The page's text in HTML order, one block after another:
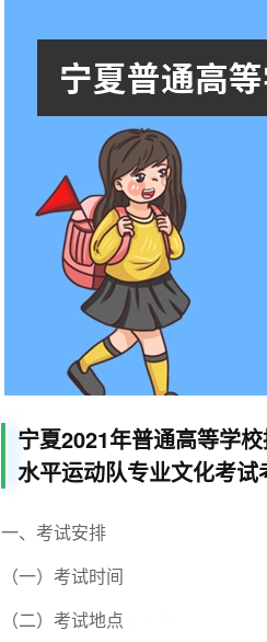
宁夏2021年普通高等学
水平运动队专业文化考试
一、考试安排
（一）考试时间
（二）考试地点